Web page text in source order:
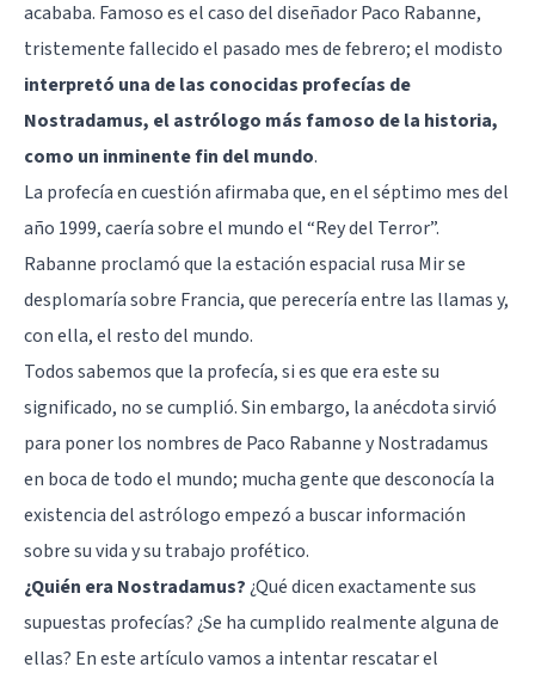
acababa. Famoso es el caso del diseñador Paco Rabanne,
tristemente fallecido el pasado mes de febrero; el modisto
interpretó una de las conocidas profecías de
Nostradamus, el astrólogo más famoso de la historia,
como un inminente fin del mundo.
La profecía en cuestión afirmaba que, en el séptimo mes del
año 1999, caería sobre el mundo el “Rey del Terror”.
Rabanne proclamó que la estación espacial rusa Mir se
desplomaría sobre Francia, que perecería entre las llamas y,
con ella, el resto del mundo.
Todos sabemos que la profecía, si es que era este su
significado, no se cumplió. Sin embargo, la anécdota sirvió
para poner los nombres de Paco Rabanne y Nostradamus
en boca de todo el mundo; mucha gente que desconocía la
existencia del astrólogo empezó a buscar información
sobre su vida y su trabajo profético.
¿Quién era Nostradamus?¿Qué dicen exactamente sus
supuestas profecías? ¿Se ha cumplido realmente alguna de
ellas? En este artículo vamos a intentar rescatar el